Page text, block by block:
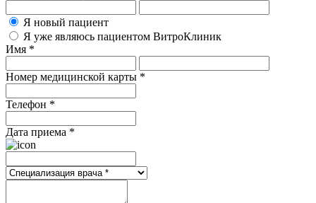
Я новый пациент
Я уже являюсь пациентом ВитроКлиник
Имя *
Номер медицинской карты *
Телефон *
Дата приема *